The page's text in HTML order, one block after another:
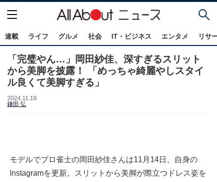
連載 ライフ グルメ 社会 IT・ビジネス エンタメ リサ
「完璧やん…」岡田紗佳、深すぎるスリット
から美脚を披露！ 「めっちゃ綺麗やしスタイ
ル良くて美脚すぎる」
2024.11.18
鎌田 弘
モデルでプロ雀士の岡田紗佳さんは11月14日、自身の
Instagramを更新。スリットから美脚が際立つドレス姿を